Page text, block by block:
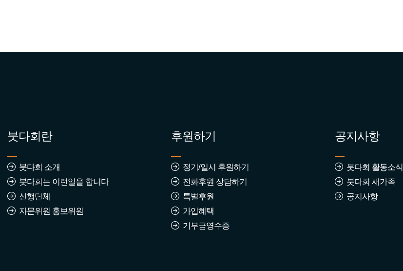
붓다회란
붓다회 소개
붓다회는 이런일을 합니다
신행단체
자문위원 홍보위원
후원하기
정기/일시 후원하기
전화후원 상담하기
특별후원
가입혜택
기부금영수증
공지사항
붓다회 활동소식
붓다회 새가족
공지사항